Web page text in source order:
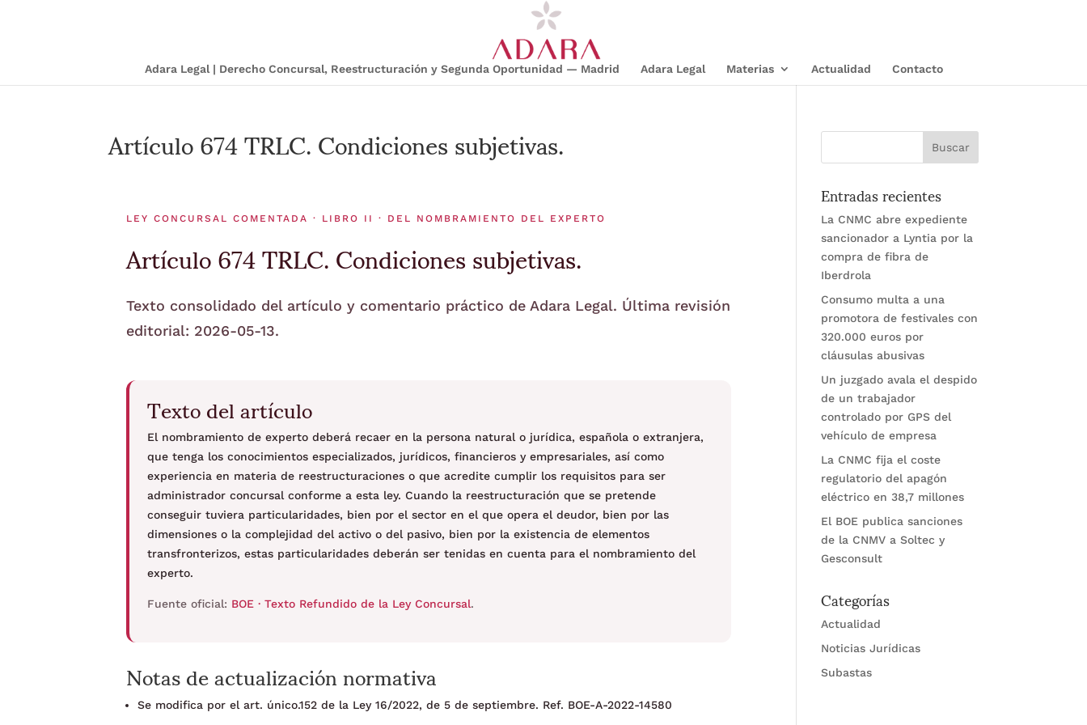
Adara Legal | Derecho Concursal, Reestructuración y Segunda Oportunidad — Madrid Adara Legal Materias Actualidad Contacto
Artículo 674 TRLC. Condiciones subjetivas.
LEY CONCURSAL COMENTADA · LIBRO II · DEL NOMBRAMIENTO DEL EXPERTO
Artículo 674 TRLC. Condiciones subjetivas.
Texto consolidado del artículo y comentario práctico de Adara Legal. Última revisión
editorial: 2026-05-13.
Texto del artículo
El nombramiento de experto deberá recaer en la persona natural o jurídica, española o extranjera,
que tenga los conocimientos especializados, jurídicos, financieros y empresariales, así como
experiencia en materia de reestructuraciones o que acredite cumplir los requisitos para ser
administrador concursal conforme a esta ley. Cuando la reestructuración que se pretende
conseguir tuviera particularidades, bien por el sector en el que opera el deudor, bien por las
dimensiones o la complejidad del activo o del pasivo, bien por la existencia de elementos
transfronterizos, estas particularidades deberán ser tenidas en cuenta para el nombramiento del
experto.
Fuente oficial: BOE · Texto Refundido de la Ley Concursal.
Notas de actualización normativa
Se modifica por el art. único.152 de la Ley 16/2022, de 5 de septiembre. Ref. BOE-A-2022-14580
Entradas recientes
La CNMC abre expediente
sancionador a Lyntia por la
compra de fibra de
Iberdrola
Consumo multa a una
promotora de festivales con
320.000 euros por
cláusulas abusivas
Un juzgado avala el despido
de un trabajador
controlado por GPS del
vehículo de empresa
La CNMC fija el coste
regulatorio del apagón
eléctrico en 38,7 millones
El BOE publica sanciones
de la CNMV a Soltec y
Gesconsult
Categorías
Actualidad
Noticias Jurídicas
Subastas